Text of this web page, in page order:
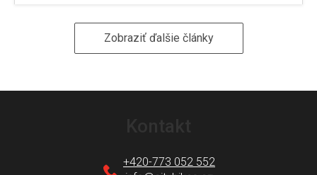
Zobraziť ďalšie články
+420-773 052 552